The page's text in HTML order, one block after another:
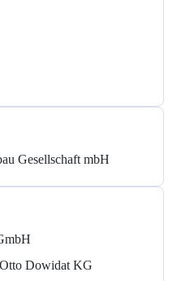
Gesellschaft mbH
Dowidat KG